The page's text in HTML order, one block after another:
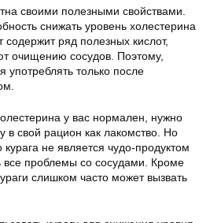
своими полезными свойствами.
снижать уровень холестерина
содержит ряд полезных кислот,
очищению сосудов. Поэтому,
употреблять только после
у вас нормален, нужно
в свой рацион как лакомство. Но
курага не является чудо-продуктом
все проблемы со сосудами. Кроме
слишком часто может вызвать